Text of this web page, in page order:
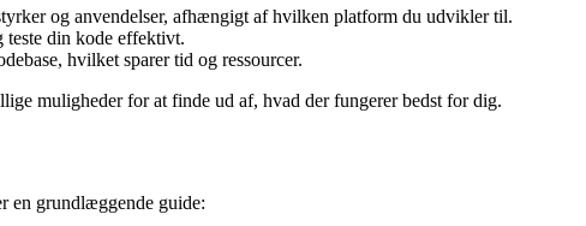
og anvendelser, afhængigt af hvilken platform du udvikler til.
teste din kode effektivt.
hvilket sparer tid og ressourcer.
muligheder for at finde ud af, hvad der fungerer bedst for dig.
en grundlæggende guide: